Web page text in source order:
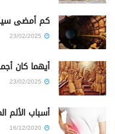
كم أمضى
أيهما كان
أسباب الألم